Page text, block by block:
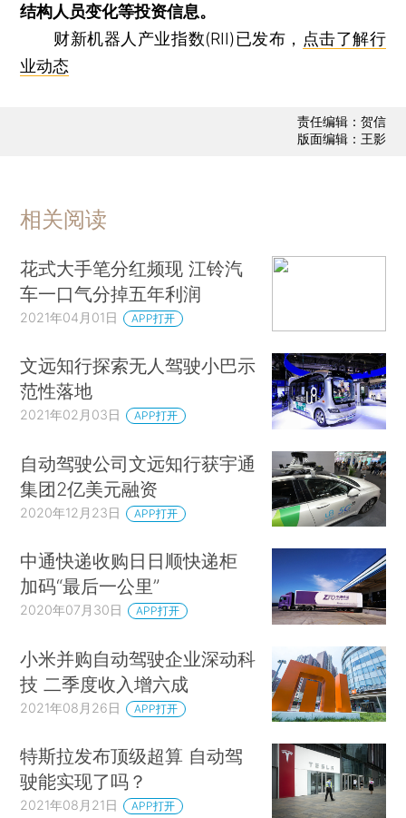
结构人员变化等投资信息。
财新机器人产业指数(RII)已发布， 点击了解行
业动态
责任编辑：贺信
版面编辑：王影
相关阅读
花式大手笔分红频现 江铃汽
车一口气分掉五年利润
2021年04月01日 APP打开
文远知行探索无人驾驶小巴示
范性落地
2021年02月03日 APP打开
自动驾驶公司文远知行获宇通
集团2亿美元融资
2020年12月23日 APP打开
中通快递收购日日顺快递柜
加码“最后一公里”
2020年07月30日 APP打开
小米并购自动驾驶企业深动科
技 二季度收入增六成
2021年08月26日 APP打开
特斯拉发布顶级超算 自动驾
驶能实现了吗？
2021年08月21日 APP打开